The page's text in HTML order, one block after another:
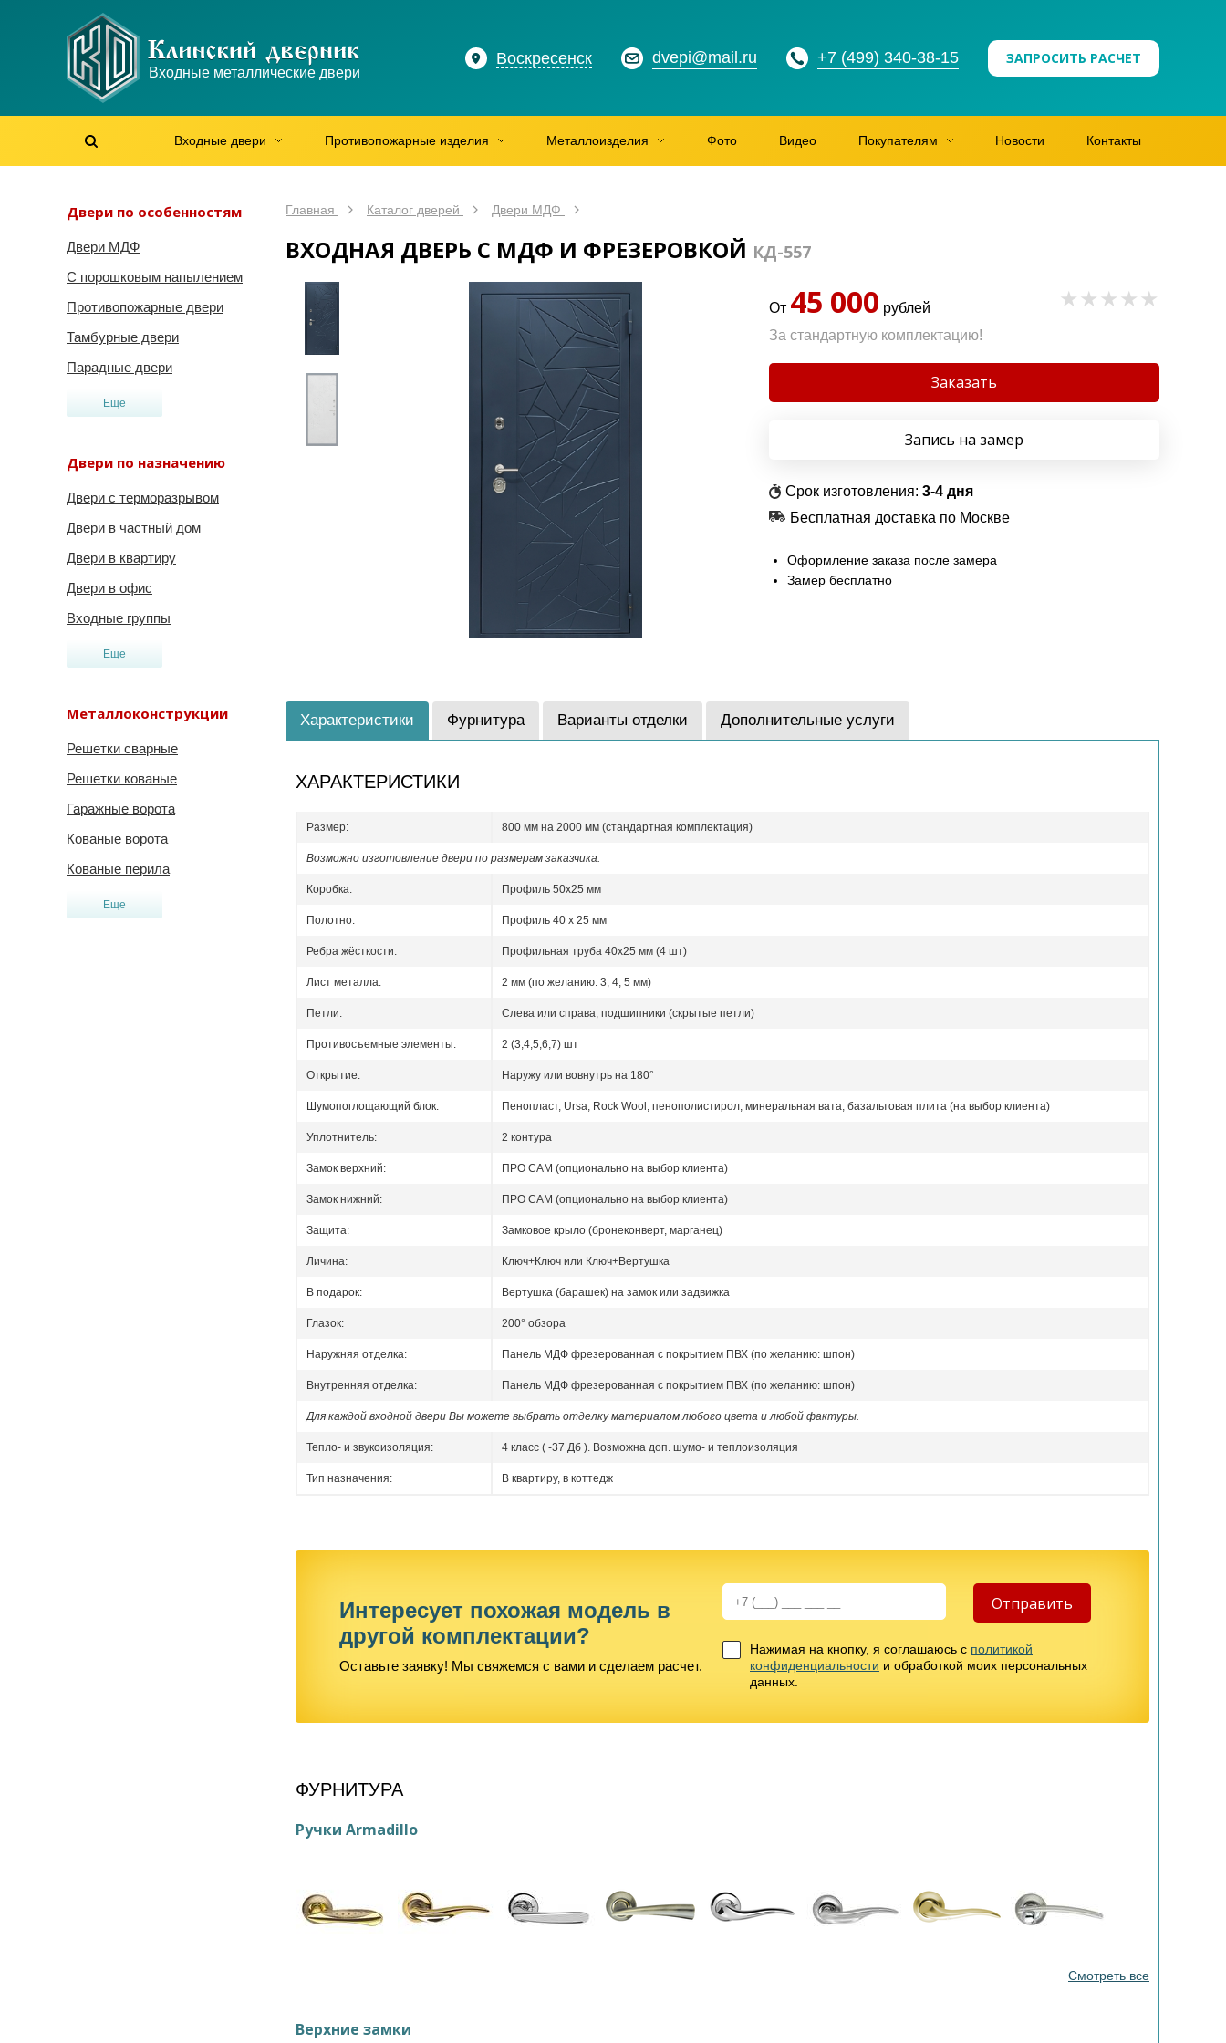
Входные металлические двери
Воскресенск dvepi@mail.ru +7 (499) 340-38-15 ЗАПРОСИТЬ РАСЧЕТ
Входные двери Противопожарные изделия Металлоизделия Фото Видео Покупателям Новости Контакты
Двери по особенностям
Двери МДФ
С порошковым напылением
Противопожарные двери
Тамбурные двери
Парадные двери
Еще
Двери по назначению
Двери с терморазрывом
Двери в частный дом
Двери в квартиру
Двери в офис
Входные группы
Еще
Металлоконструкции
Решетки сварные
Решетки кованые
Гаражные ворота
Кованые ворота
Кованые перила
Еще
Главная Каталог дверей Двери МДФ
ВХОДНАЯ ДВЕРЬ С МДФ И ФРЕЗЕРОВКОЙ КД-557
От 45 000 рублей
За стандартную комплектацию!
Заказать
Запись на замер
Срок изготовления: 3-4 дня
Бесплатная доставка по Москве
Оформление заказа после замера
Замер бесплатно
Характеристики Фурнитура Варианты отделки Дополнительные услуги
ХАРАКТЕРИСТИКИ
Размер: 800 мм на 2000 мм (стандартная комплектация)
Возможно изготовление двери по размерам заказчика.
Коробка: Профиль 50x25 мм
Полотно: Профиль 40 x 25 мм
Ребра жёсткости: Профильная труба 40х25 мм (4 шт)
Лист металла: 2 мм (по желанию: 3, 4, 5 мм)
Петли: Слева или справа, подшипники (скрытые петли)
Противосъемные элементы: 2 (3,4,5,6,7) шт
Открытие: Наружу или вовнутрь на 180°
Шумопоглощающий блок: Пенопласт, Ursa, Rock Wool, пенополистирол, минеральная вата, базальтовая плита (на выбор клиента)
Уплотнитель: 2 контура
Замок верхний: ПРО САМ (опционально на выбор клиента)
Замок нижний: ПРО САМ (опционально на выбор клиента)
Защита: Замковое крыло (бронеконверт, марганец)
Личина: Ключ+Ключ или Ключ+Вертушка
В подарок: Вертушка (барашек) на замок или задвижка
Глазок: 200° обзора
Наружняя отделка: Панель МДФ фрезерованная с покрытием ПВХ (по желанию: шпон)
Внутренняя отделка: Панель МДФ фрезерованная с покрытием ПВХ (по желанию: шпон)
Для каждой входной двери Вы можете выбрать отделку материалом любого цвета и любой фактуры.
Тепло- и звукоизоляция: 4 класс ( -37 Дб ). Возможна доп. шумо- и теплоизоляция
Тип назначения: В квартиру, в коттедж
Интересует похожая модель в
другой комплектации?
Оставьте заявку! Мы свяжемся с вами и сделаем расчет.
Нажимая на кнопку, я соглашаюсь с политикой
конфиденциальности и обработкой моих персональных
данных.
ФУРНИТУРА
Ручки Armadillo
Смотреть все
Верхние замки
Max
Мы онлайн!
WhatsApp
Мы онлайн!
Telegram
Мы онлайн!
Max
Мы онлайн!
WhatsApp
Мы онлайн!